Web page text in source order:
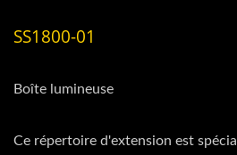
SS1800-01
Boîte lumineuse
Ce répertoire d'extension est